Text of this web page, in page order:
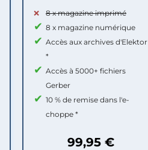
8 x magazine imprimé
8 x magazine numérique
Accès aux archives d'Elektor
*
Accès à 5000+ fichiers
Gerber
10 % de remise dans l'e-
choppe *
99,95 €